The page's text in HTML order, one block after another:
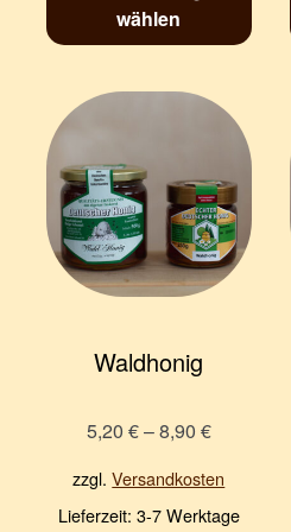
wählen
Waldhonig
5,20 €–8,90 €
zzgl.Versandkosten
Lieferzeit: 3-7 Werktage